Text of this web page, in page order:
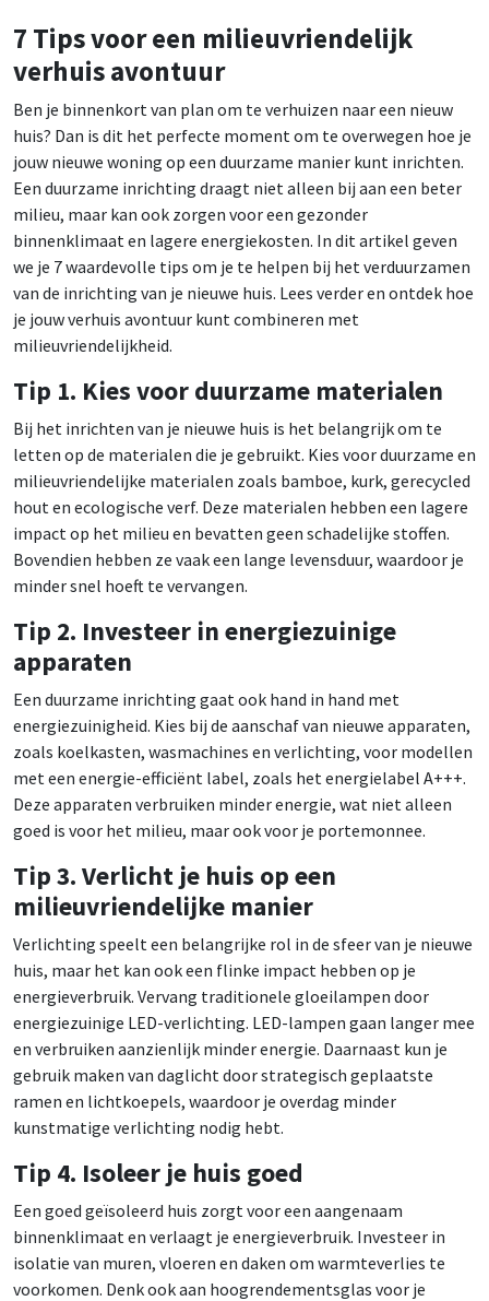
7 Tips voor een milieuvriendelijk
verhuis avontuur
Ben je binnenkort van plan om te verhuizen naar een nieuw
huis? Dan is dit het perfecte moment om te overwegen hoe je
jouw nieuwe woning op een duurzame manier kunt inrichten.
Een duurzame inrichting draagt niet alleen bij aan een beter
milieu, maar kan ook zorgen voor een gezonder
binnenklimaat en lagere energiekosten. In dit artikel geven
we je 7 waardevolle tips om je te helpen bij het verduurzamen
van de inrichting van je nieuwe huis. Lees verder en ontdek hoe
je jouw verhuis avontuur kunt combineren met
milieuvriendelijkheid.
Tip 1. Kies voor duurzame materialen
Bij het inrichten van je nieuwe huis is het belangrijk om te
letten op de materialen die je gebruikt. Kies voor duurzame en
milieuvriendelijke materialen zoals bamboe, kurk, gerecycled
hout en ecologische verf. Deze materialen hebben een lagere
impact op het milieu en bevatten geen schadelijke stoffen.
Bovendien hebben ze vaak een lange levensduur, waardoor je
minder snel hoeft te vervangen.
Tip 2. Investeer in energiezuinige
apparaten
Een duurzame inrichting gaat ook hand in hand met
energiezuinigheid. Kies bij de aanschaf van nieuwe apparaten,
zoals koelkasten, wasmachines en verlichting, voor modellen
met een energie-efficiënt label, zoals het energielabel A+++.
Deze apparaten verbruiken minder energie, wat niet alleen
goed is voor het milieu, maar ook voor je portemonnee.
Tip 3. Verlicht je huis op een
milieuvriendelijke manier
Verlichting speelt een belangrijke rol in de sfeer van je nieuwe
huis, maar het kan ook een flinke impact hebben op je
energieverbruik. Vervang traditionele gloeilampen door
energiezuinige LED-verlichting. LED-lampen gaan langer mee
en verbruiken aanzienlijk minder energie. Daarnaast kun je
gebruik maken van daglicht door strategisch geplaatste
ramen en lichtkoepels, waardoor je overdag minder
kunstmatige verlichting nodig hebt.
Tip 4. Isoleer je huis goed
Een goed geïsoleerd huis zorgt voor een aangenaam
binnenklimaat en verlaagt je energieverbruik. Investeer in
isolatie van muren, vloeren en daken om warmteverlies te
voorkomen. Denk ook aan hoogrendementsglas voor je